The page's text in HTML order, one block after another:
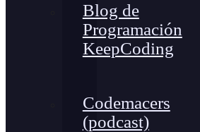
Blog de
Programación
KeepCoding
Codemacers
(podcast)